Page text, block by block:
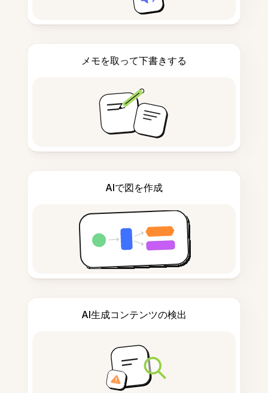
メモを取って下書きする
AIで図を作成
AI生成コンテンツの検出